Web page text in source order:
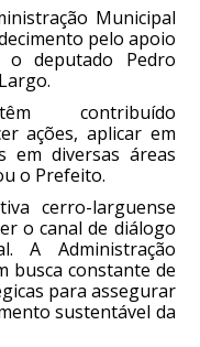
Municipal
pelo apoio
deputado Pedro
contribuído
ações, aplicar em
em diversas áreas
o Prefeito.
cerro-larguense
o canal de diálogo
A Administração
busca constante de
para assegurar
sustentável da